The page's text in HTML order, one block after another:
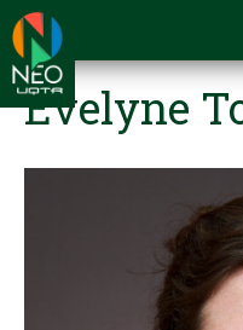
Evelyne